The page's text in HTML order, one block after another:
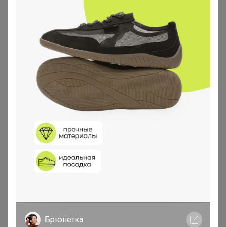
, добрый вечер! А ещё же можно дозаказать?
В новую закупку не уйдёт заказ?
IvAnna
Магистр
В теме "Green-m-a-d-e - Эко-баба №1 вся
натуральная косметика"
26 мая, 2026 22:56
Брюнетка
TYAGI Полуботинки для девочек,
легкие, дышащие - идеальный вариант